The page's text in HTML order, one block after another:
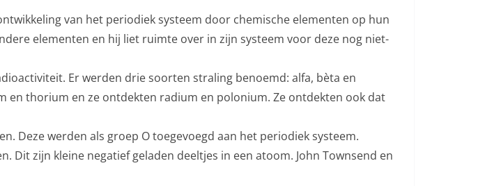
van het periodiek systeem door chemische elementen op hun
elementen en hij liet ruimte over in zijn systeem voor deze nog niet-
Er werden drie soorten straling benoemd: alfa, bèta en
en thorium en ze ontdekten radium en polonium. Ze ontdekten ook dat
Deze werden als groep O toegevoegd aan het periodiek systeem.
Dit zijn kleine negatief geladen deeltjes in een atoom. John Townsend en